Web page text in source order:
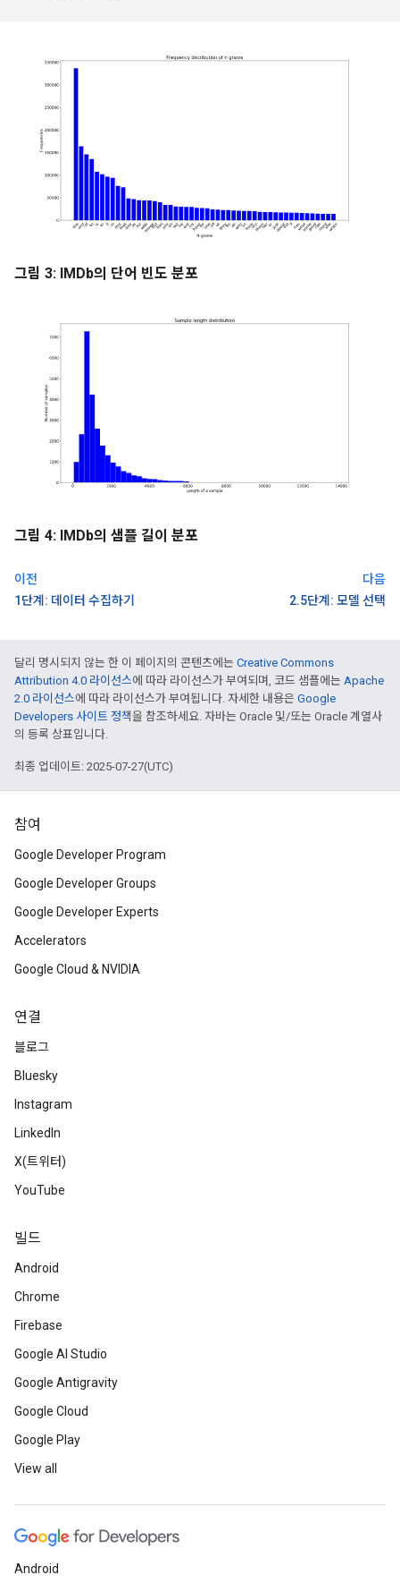
그림 3: IMDb의 단어 빈도 분포
그림 4: IMDb의 샘플 길이 분포
이전
1단계: 데이터 수집하기
다음
2.5단계: 모델 선택
달리 명시되지 않는 한 이 페이지의 콘텐츠에는 Creative Commons
Attribution 4.0 라이선스에 따라 라이선스가 부여되며, 코드 샘플에는 Apache
2.0 라이선스에 따라 라이선스가 부여됩니다. 자세한 내용은 Google
Developers 사이트 정책을 참조하세요. 자바는 Oracle 및/또는 Oracle 계열사
의 등록 상표입니다.
최종 업데이트: 2025-07-27(UTC)
참여
Google Developer Program
Google Developer Groups
Google Developer Experts
Accelerators
Google Cloud & NVIDIA
연결
블로그
Bluesky
Instagram
LinkedIn
X(트위터)
YouTube
빌드
Android
Chrome
Firebase
Google AI Studio
Google Antigravity
Google Cloud
Google Play
View all
Android